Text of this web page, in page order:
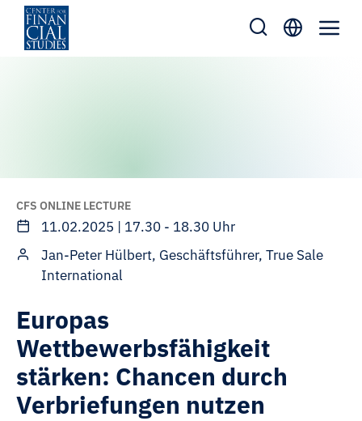
Skip
content
CFS ONLINE LECTURE
11.02.2025 | 17.30 - 18.30 Uhr
Jan-Peter Hülbert, Geschäftsführer, True Sale
International
Europas
Wettbewerbsfähigkeit
stärken: Chancen durch
Verbriefungen nutzen